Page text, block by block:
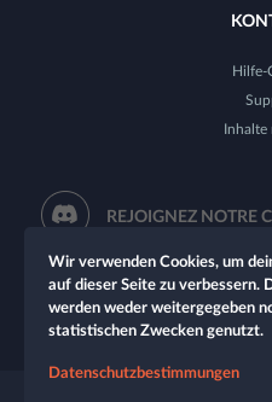
Hilfe-
Inhalte
REJOIGNEZ NOTRE
Wir verwenden Cookies, um
auf dieser Seite zu verbessern.
werden weder weitergegeben
statistischen Zwecken genutzt.
Datenschutzbestimmungen